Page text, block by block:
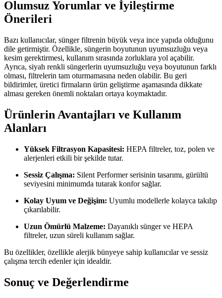
Olumsuz Yorumlar ve İyileştirme
Önerileri
Bazı kullanıcılar, sünger filtrenin büyük veya ince yapıda olduğunu
dile getirmiştir. Özellikle, süngerin boyutunun uyumsuzluğu veya
kesim gerektirmesi, kullanım sırasında zorluklara yol açabilir.
Ayrıca, siyah renkli süngerlerin uyumsuzluğu veya boyutunun farklı
olması, filtrelerin tam oturmamasına neden olabilir. Bu geri
bildirimler, üretici firmaların ürün geliştirme aşamasında dikkate
alması gereken önemli noktaları ortaya koymaktadır.
Ürünlerin Avantajları ve Kullanım
Alanları
Yüksek Filtrasyon Kapasitesi: HEPA filtreler, toz, polen ve
alerjenleri etkili bir şekilde tutar.
Sessiz Çalışma: Silent Performer serisinin tasarımı, gürültü
seviyesini minimumda tutarak konfor sağlar.
Kolay Uyum ve Değişim: Uyumlu modellerle kolayca takılıp
çıkarılabilir.
Uzun Ömürlü Malzeme: Dayanıklı sünger ve HEPA
filtreler, uzun süreli kullanım sağlar.
Bu özellikler, özellikle alerjik bünyeye sahip kullanıcılar ve sessiz
çalışma tercih edenler için idealdir.
Sonuç ve Değerlendirme